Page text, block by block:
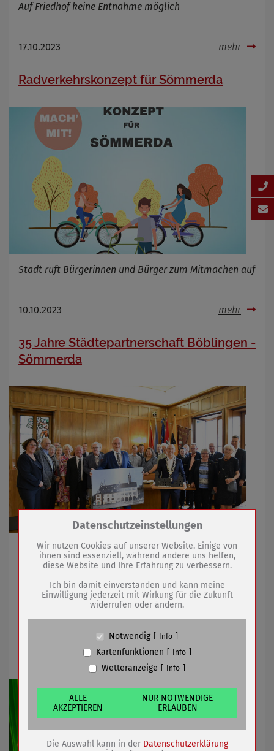
Auf Friedhof keine Entnahme möglich
17.10.2023 mehr
Radverkehrskonzept für Sömmerda
Stadt ruft Bürgerinnen und Bürger zum Mitmachen auf
10.10.2023 mehr
35 Jahre Städtepartnerschaft Böblingen -
Sömmerda
Besuch in Partnerstadt mit anspruchsvollem
Programm
Sömmerdaer Sportlerball mit
Auszeichnungen, Show und Tanz
Zum Betrieb der Seite notwendige Cookies /
Name
PHP Session Cookie
Anbieter
Eigentümer dieser Website (Wenko-
Wenselaar GmbH & Co. KG)
Absicherung Kontaktformular / SPAM
Cookiespeicherung Entscheidungscookie
Anbieter
Eigentümer dieser Website (Wenko-
Wenselaar GmbH & Co. KG)
Zweck
Speichert die Einstellungen der Besucher
bezüglich der Speicherung von Cookies.
Cookie Name
dywc
Cookie Laufzeit
1 Jahr
Datenschutzeinstellungen
Wir nutzen Cookies auf unserer Website. Einige von
ihnen sind essenziell, während andere uns helfen,
diese Website und Ihre Erfahrung zu verbessern.
Ich bin damit einverstanden und kann meine
Einwilligung jederzeit mit Wirkung für die Zukunft
widerrufen oder ändern.
Notwendig Info
Kartenfunktionen Info
Wetteranzeige Info
ALLE
AKZEPTIEREN
NUR NOTWENDIGE
ERLAUBEN
Die Auswahl kann in der Datenschutzerklärung